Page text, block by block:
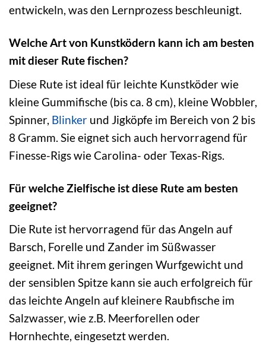
entwickeln, was den Lernprozess beschleunigt.
Welche Art von Kunstködern kann ich am besten
mit dieser Rute fischen?
Diese Rute ist ideal für leichte Kunstköder wie
kleine Gummifische (bis ca. 8 cm), kleine Wobbler,
Spinner, Blinker und Jigköpfe im Bereich von 2 bis
8 Gramm. Sie eignet sich auch hervorragend für
Finesse-Rigs wie Carolina- oder Texas-Rigs.
Für welche Zielfische ist diese Rute am besten
geeignet?
Die Rute ist hervorragend für das Angeln auf
Barsch, Forelle und Zander im Süßwasser
geeignet. Mit ihrem geringen Wurfgewicht und
der sensiblen Spitze kann sie auch erfolgreich für
das leichte Angeln auf kleinere Raubfische im
Salzwasser, wie z.B. Meerforellen oder
Hornhechte, eingesetzt werden.